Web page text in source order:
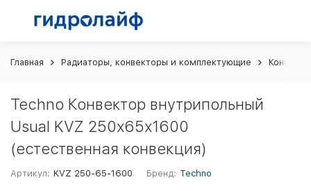
Главная Радиаторы, конвекторы и комплектующие
Techno Конвектор внутрипольный
Usual KVZ 250х65х1600
(естественная конвекция)
Артикул: KVZ 250-65-1600 Бренд: Techno